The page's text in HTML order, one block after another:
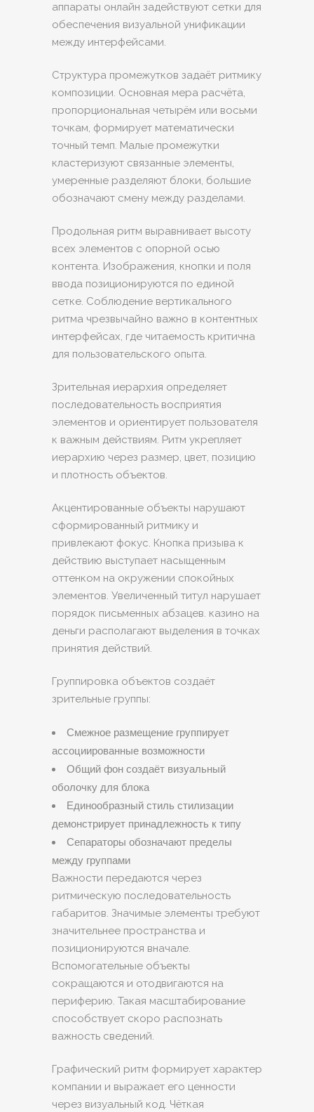
аппараты онлайн задействуют сетки для
обеспечения визуальной унификации
между интерфейсами.
Структура промежутков задаёт ритмику
композиции. Основная мера расчёта,
пропорциональная четырём или восьми
точкам, формирует математически
точный темп. Малые промежутки
кластеризуют связанные элементы,
умеренные разделяют блоки, большие
обозначают смену между разделами.
Продольная ритм выравнивает высоту
всех элементов с опорной осью
контента. Изображения, кнопки и поля
ввода позиционируются по единой
сетке. Соблюдение вертикального
ритма чрезвычайно важно в контентных
интерфейсах, где читаемость критична
для пользовательского опыта.
Зрительная иерархия определяет
последовательность восприятия
элементов и ориентирует пользователя
к важным действиям. Ритм укрепляет
иерархию через размер, цвет, позицию
и плотность объектов.
Акцентированные объекты нарушают
сформированный ритмику и
привлекают фокус. Кнопка призыва к
действию выступает насыщенным
оттенком на окружении спокойных
элементов. Увеличенный титул нарушает
порядок письменных абзацев. казино на
деньги располагают выделения в точках
принятия действий.
Группировка объектов создаёт
зрительные группы:
Смежное размещение группирует
ассоциированные возможности
Общий фон создаёт визуальный
оболочку для блока
Единообразный стиль стилизации
демонстрирует принадлежность к типу
Сепараторы обозначают пределы
между группами
Важности передаются через
ритмическую последовательность
габаритов. Значимые элементы требуют
значительнее пространства и
позиционируются вначале.
Вспомогательные объекты
сокращаются и отодвигаются на
периферию. Такая масштабирование
способствует скоро распознать
важность сведений.
Графический ритм формирует характер
компании и выражает его ценности
через визуальный код. Чёткая